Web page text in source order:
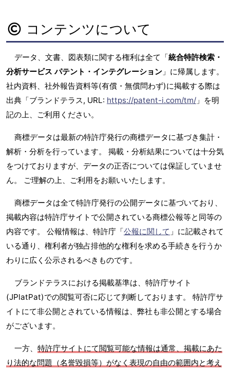
コンテンツについて
データ、文書、図表類に関する権利は全て「統合特許検索・
分析サービス パテント・インテグレーション 」に帰属します。
社内資料、社外報告資料等(有償・無償問わず)に掲載する際は
出典「ブランドテラス, URL: https://patent-i.com/tm/ 」を明
記の上、ご利用ください。
商標データは最新の特許庁発行の商標データに基づき集計・
解析・分析を行っています。 掲載・分析結果については十分気
をつけておりますが、データの正否については保証していませ
ん。 ご理解の上、ご利用をお願いいたします。
商標データは全て特許庁発行の公開データに基づいており、
掲載内容は特許庁サイトで公開されている商標公報等と同等の
内容です。 公報情報は、特許庁「公報に関して 」に記載されて
いる通り、権利者が独占排他的な権利を求める手続きを行うか
わりに広く公示されるべきものです。
ブランドテラスにおける掲載基準は、特許庁サイト
(JPlatPat)での閲覧可否に応じて判断しております。 特許庁サ
イトにて非公開とされている情報は、弊社も非公開とする場合
がございます。
一方、 特許庁サイトにて閲覧可能な情報は通常、掲載にあた
り法的な問題（名誉毀損等）がなく表現の自由の範囲内と考え